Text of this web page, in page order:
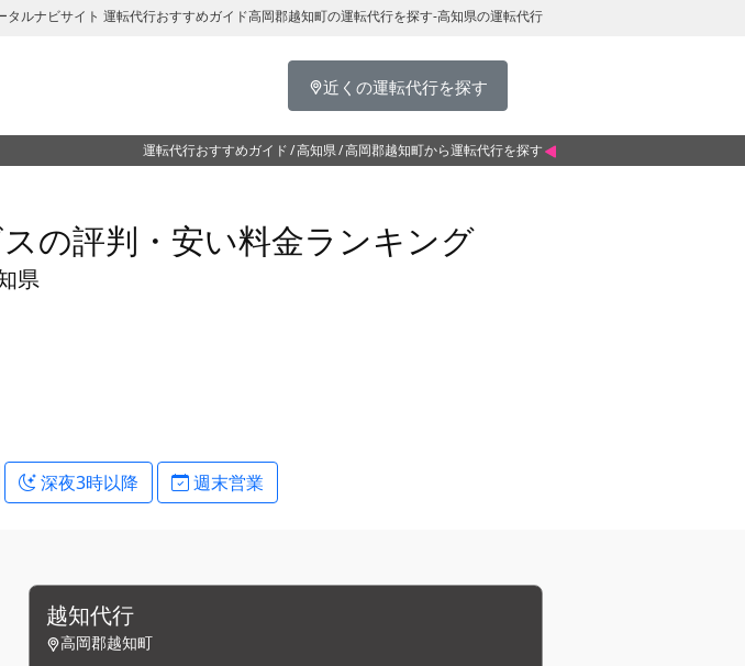
タルナビサイト 運転代行おすすめガイド高岡郡越知町の運転代行を探す-高知県の運転代行
近くの運転代行を探す
運転代行おすすめガイド 高知県 高岡郡越知町から運転代行を探す
の評判・安い料金ランキング
県
深夜3時以降 週末営業
越知代行
高岡郡越知町